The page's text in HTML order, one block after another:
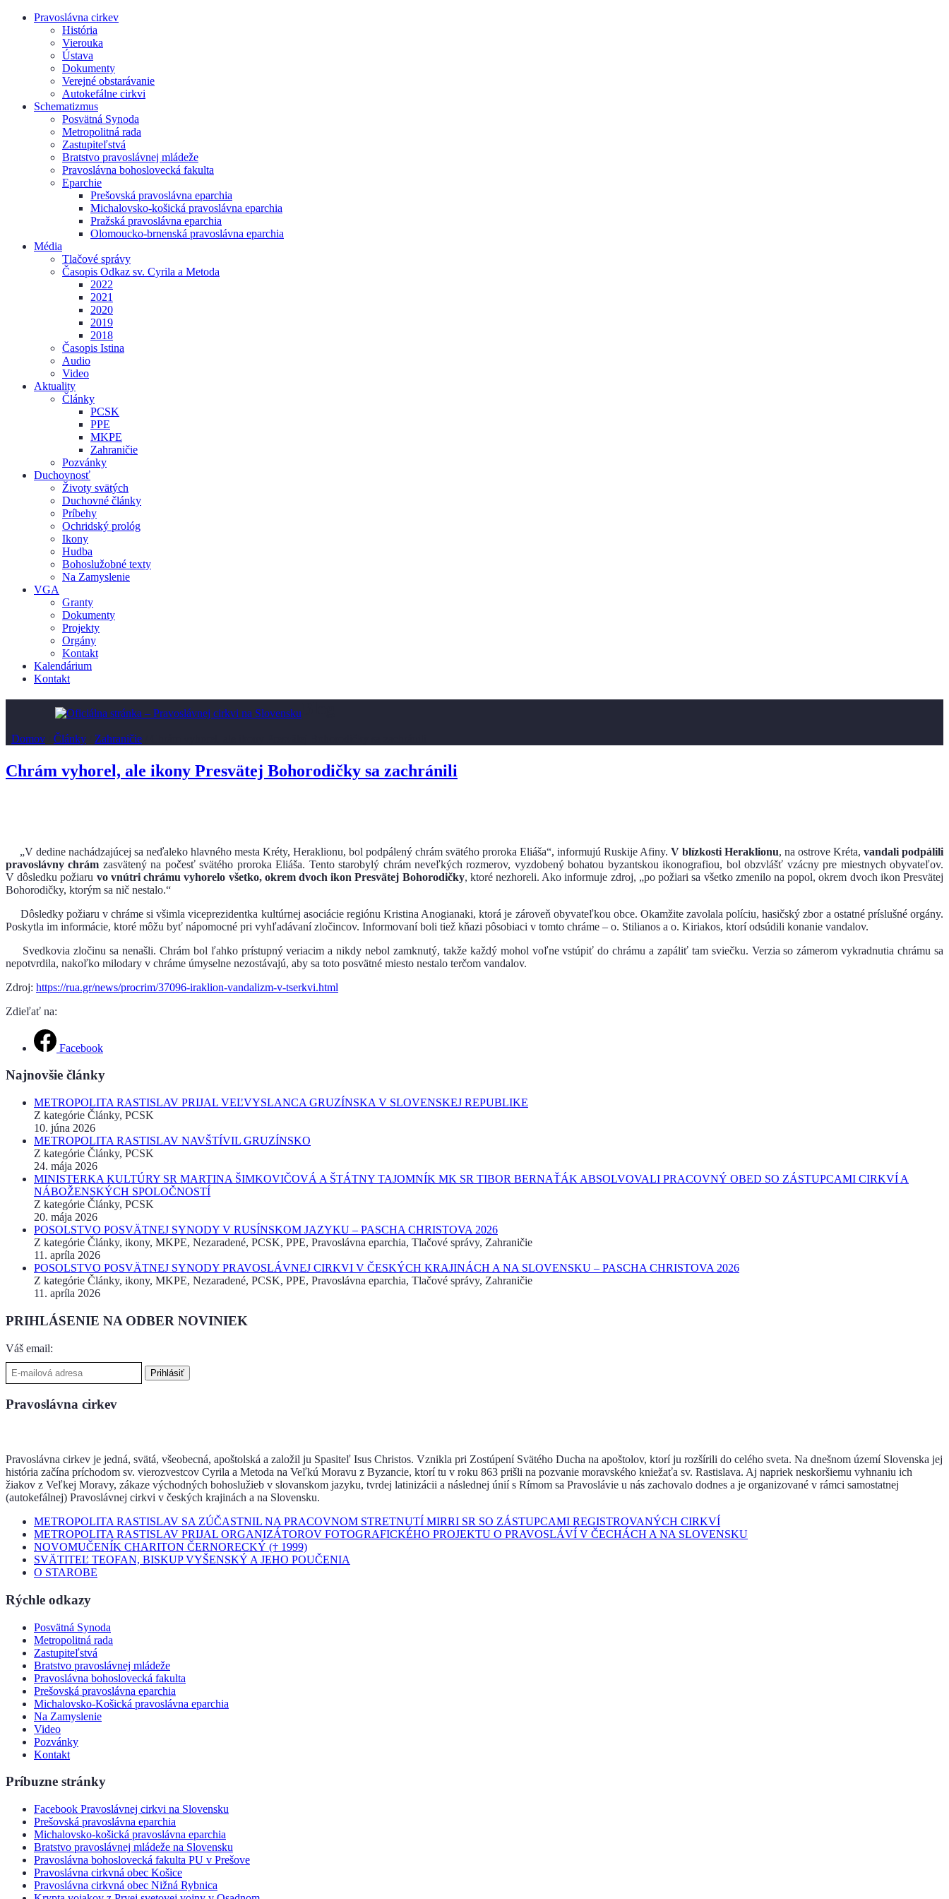
Pravoslávna cirkev
História
Vierouka
Ústava
Dokumenty
Verejné obstarávanie
Autokefálne cirkvi
Schematizmus
Posvätná Synoda
Metropolitná rada
Zastupiteľstvá
Bratstvo pravoslávnej mládeže
Pravoslávna bohoslovecká fakulta
Eparchie
Prešovská pravoslávna eparchia
Michalovsko-košická pravoslávna eparchia
Pražská pravoslávna eparchia
Olomoucko-brnenská pravoslávna eparchia
Média
Tlačové správy
Časopis Odkaz sv. Cyrila a Metoda
2022
2021
2020
2019
2018
Časopis Istina
Audio
Video
Aktuality
Články
PCSK
PPE
MKPE
Zahraničie
Pozvánky
Duchovnosť
Životy svätých
Duchovné články
Príbehy
Ochridský prológ
Ikony
Hudba
Bohoslužobné texty
Na Zamyslenie
VGA
Granty
Dokumenty
Projekty
Orgány
Kontakt
Kalendárium
Kontakt
Domov Články Zahraničie
Chrám vyhorel, ale ikony Presvätej Bohorodičky sa zachránili
„V dedine nachádzajúcej sa neďaleko hlavného mesta Kréty, Heraklionu, bol podpálený chrám svätého proroka Eliáša“, informujú Ruskije Afiny. V blízkosti Heraklionu, na ostrove Kréta, vandali podpálili
pravoslávny chrám zasvätený na počesť svätého proroka Eliáša. Tento starobylý chrám neveľkých rozmerov, vyzdobený bohatou byzantskou ikonografiou, bol obzvlášť vzácny pre miestnych obyvateľov.
V dôsledku požiaru vo vnútri chrámu vyhorelo všetko, okrem dvoch ikon Presvätej Bohorodičky, ktoré nezhoreli. Ako informuje zdroj, „po požiari sa všetko zmenilo na popol, okrem dvoch ikon Presvätej
Bohorodičky, ktorým sa nič nestalo.“
Dôsledky požiaru v chráme si všimla viceprezidentka kultúrnej asociácie regiónu Kristina Anogianaki, ktorá je zároveň obyvateľkou obce. Okamžite zavolala políciu, hasičský zbor a ostatné príslušné orgány.
Poskytla im informácie, ktoré môžu byť nápomocné pri vyhľadávaní zločincov. Informovaní boli tiež kňazi pôsobiaci v tomto chráme – o. Stilianos a o. Kiriakos, ktorí odsúdili konanie vandalov.
Svedkovia zločinu sa nenašli. Chrám bol ľahko prístupný veriacim a nikdy nebol zamknutý, takže každý mohol voľne vstúpiť do chrámu a zapáliť tam sviečku. Verzia so zámerom vykradnutia chrámu sa
nepotvrdila, nakoľko milodary v chráme úmyselne nezostávajú, aby sa toto posvätné miesto nestalo terčom vandalov.
Zdroj: https://rua.gr/news/procrim/37096-iraklion-vandalizm-v-tserkvi.html
Zdieľať na:
Facebook
Najnovšie články
METROPOLITA RASTISLAV PRIJAL VEĽVYSLANCA GRUZÍNSKA V SLOVENSKEJ REPUBLIKE
Z kategórie Články, PCSK
10. júna 2026
METROPOLITA RASTISLAV NAVŠTÍVIL GRUZÍNSKO
Z kategórie Články, PCSK
24. mája 2026
MINISTERKA KULTÚRY SR MARTINA ŠIMKOVIČOVÁ A ŠTÁTNY TAJOMNÍK MK SR TIBOR BERNAŤÁK ABSOLVOVALI PRACOVNÝ OBED SO ZÁSTUPCAMI CIRKVÍ A
NÁBOŽENSKÝCH SPOLOČNOSTÍ
Z kategórie Články, PCSK
20. mája 2026
POSOLSTVO POSVÄTNEJ SYNODY V RUSÍNSKOM JAZYKU – PASCHA CHRISTOVA 2026
Z kategórie Články, ikony, MKPE, Nezaradené, PCSK, PPE, Pravoslávna eparchia, Tlačové správy, Zahraničie
11. apríla 2026
POSOLSTVO POSVÄTNEJ SYNODY PRAVOSLÁVNEJ CIRKVI V ČESKÝCH KRAJINÁCH A NA SLOVENSKU – PASCHA CHRISTOVA 2026
Z kategórie Články, ikony, MKPE, Nezaradené, PCSK, PPE, Pravoslávna eparchia, Tlačové správy, Zahraničie
11. apríla 2026
PRIHLÁSENIE NA ODBER NOVINIEK
Váš email:
Pravoslávna cirkev
Pravoslávna cirkev je jedná, svätá, všeobecná, apoštolská a založil ju Spasiteľ Isus Christos. Vznikla pri Zostúpení Svätého Ducha na apoštolov, ktorí ju rozšírili do celého sveta. Na dnešnom území Slovenska jej
história začína príchodom sv. vierozvestcov Cyrila a Metoda na Veľkú Moravu z Byzancie, ktorí tu v roku 863 prišli na pozvanie moravského kniežaťa sv. Rastislava. Aj napriek neskoršiemu vyhnaniu ich
žiakov z Veľkej Moravy, zákaze východných bohoslužieb v slovanskom jazyku, tvrdej latinizácii a následnej únií s Rímom sa Pravoslávie u nás zachovalo dodnes a je organizované v rámci samostatnej
(autokefálnej) Pravoslávnej cirkvi v českých krajinách a na Slovensku.
METROPOLITA RASTISLAV SA ZÚČASTNIL NA PRACOVNOM STRETNUTÍ MIRRI SR SO ZÁSTUPCAMI REGISTROVANÝCH CIRKVÍ
METROPOLITA RASTISLAV PRIJAL ORGANIZÁTOROV FOTOGRAFICKÉHO PROJEKTU O PRAVOSLÁVÍ V ČECHÁCH A NA SLOVENSKU
NOVOMUČENÍK CHARITON ČERNORECKÝ († 1999)
SVÄTITEĽ TEOFAN, BISKUP VYŠENSKÝ A JEHO POUČENIA
O STAROBE
Rýchle odkazy
Posvätná Synoda
Metropolitná rada
Zastupiteľstvá
Bratstvo pravoslávnej mládeže
Pravoslávna bohoslovecká fakulta
Prešovská pravoslávna eparchia
Michalovsko-Košická pravoslávna eparchia
Na Zamyslenie
Video
Pozvánky
Kontakt
Príbuzne stránky
Facebook Pravoslávnej cirkvi na Slovensku
Prešovská pravoslávna eparchia
Michalovsko-košická pravoslávna eparchia
Bratstvo pravoslávnej mládeže na Slovensku
Pravoslávna bohoslovecká fakulta PU v Prešove
Pravoslávna cirkvná obec Košice
Pravoslávna cirkvná obec Nižná Rybnica